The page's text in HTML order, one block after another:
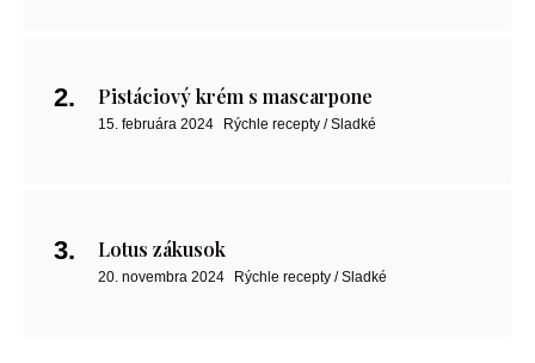
Pistáciový krém s mascarpone
15. februára 2024 Rýchle recepty / Sladké
Lotus zákusok
20. novembra 2024 Rýchle recepty / Sladké